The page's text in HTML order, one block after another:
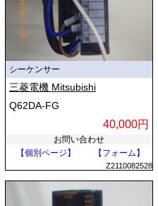
シーケンサー
三菱電機 Mitsubishi
Q62DA-FG
40,000円
お問い合わせ
【個別ページ】
【フォーム】
Z2110082528